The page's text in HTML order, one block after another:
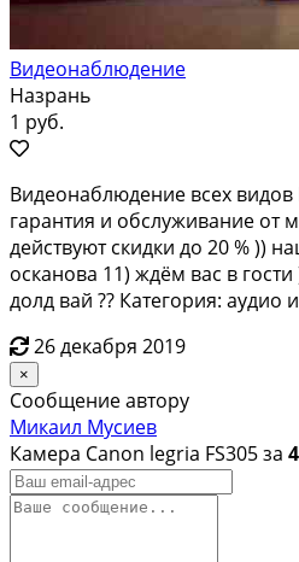
Видеонаблюдение
Назрань
1 руб.
Видеонаблюдение всех видов
гарантия и обслуживание от
действуют скидки до 20 % ))
осканова 11) ждём вас в
долд вай ?? Категория: аудио
26 декабря 2019
×
Сообщение автору
Микаил Мусиев
Камера Canon legria FS305 за